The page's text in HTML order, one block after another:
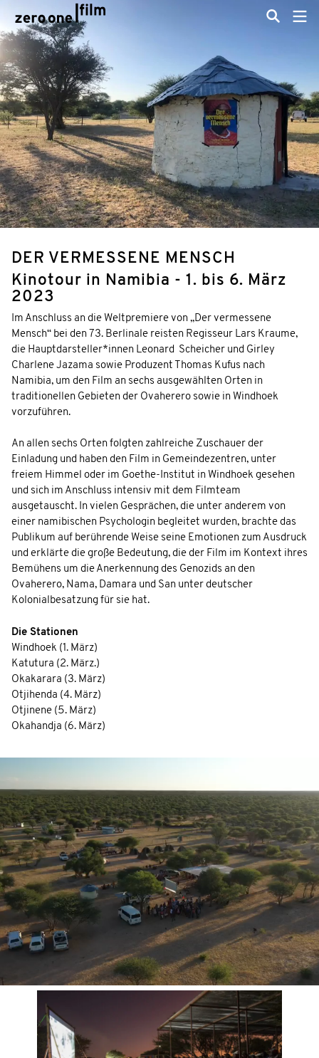
DER VERMESSENE MENSCH
Kinotour in Namibia - 1. bis 6. März
2023
Im Anschluss an die Weltpremiere von „Der vermessene
Mensch“ bei den 73. Berlinale reisten Regisseur Lars Kraume,
die Hauptdarsteller*innen Leonard Scheicher und Girley
Charlene Jazama sowie Produzent Thomas Kufus nach
Namibia, um den Film an sechs ausgewählten Orten in
traditionellen Gebieten der Ovaherero sowie in Windhoek
vorzuführen.
An allen sechs Orten folgten zahlreiche Zuschauer der
Einladung und haben den Film in Gemeindezentren, unter
freiem Himmel oder im Goethe-Institut in Windhoek gesehen
und sich im Anschluss intensiv mit dem Filmteam
ausgetauscht. In vielen Gesprächen, die unter anderem von
einer namibischen Psychologin begleitet wurden, brachte das
Publikum auf berührende Weise seine Emotionen zum Ausdruck
und erklärte die große Bedeutung, die der Film im Kontext ihres
Bemühens um die Anerkennung des Genozids an den
Ovaherero, Nama, Damara und San unter deutscher
Kolonialbesatzung für sie hat.
Die Stationen
Windhoek (1. März)
Katutura (2. März.)
Okakarara (3. März)
Otjihenda (4. März)
Otjinene (5. März)
Okahandja (6. März)